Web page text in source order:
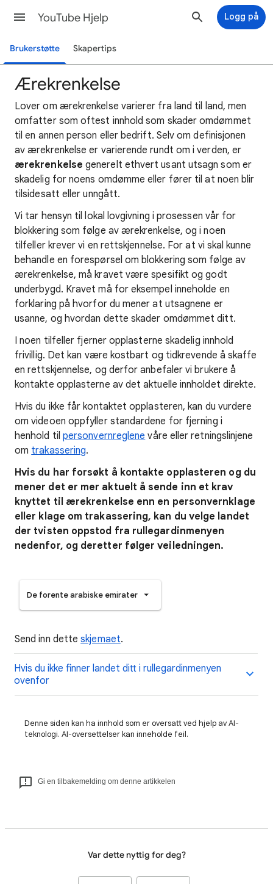
YouTube Hjelp Logg på
Brukerstøtte Skapertips
Ærekrenkelse
Lover om ærekrenkelse varierer fra land til land, men
omfatter som oftest innhold som skader omdømmet
til en annen person eller bedrift. Selv om definisjonen
av ærekrenkelse er varierende rundt om i verden, er
ærekrenkelse generelt ethvert usant utsagn som er
skadelig for noens omdømme eller fører til at noen blir
tilsidesatt eller unngått.
Vi tar hensyn til lokal lovgivning i prosessen vår for
blokkering som følge av ærekrenkelse, og i noen
tilfeller krever vi en rettskjennelse. For at vi skal kunne
behandle en forespørsel om blokkering som følge av
ærekrenkelse, må kravet være spesifikt og godt
underbygd. Kravet må for eksempel inneholde en
forklaring på hvorfor du mener at utsagnene er
usanne, og hvordan dette skader omdømmet ditt.
I noen tilfeller fjerner opplasterne skadelig innhold
frivillig. Det kan være kostbart og tidkrevende å skaffe
en rettskjennelse, og derfor anbefaler vi brukere å
kontakte opplasterne av det aktuelle innholdet direkte.
Hvis du ikke får kontaktet opplasteren, kan du vurdere
om videoen oppfyller standardene for fjerning i
henhold til personvernreglene våre eller retningslinjene
om trakassering.
Hvis du har forsøkt å kontakte opplasteren og du
mener det er mer aktuelt å sende inn et krav
knyttet til ærekrenkelse enn en personvernklage
eller klage om trakassering, kan du velge landet
der tvisten oppstod fra rullegardinmenyen
nedenfor, og deretter følger veiledningen.
De forente arabiske emirater
Send inn detteskjemaet.
Hvis du ikke finner landet ditt i rullegardinmenyen
ovenfor
Denne siden kan ha innhold som er oversatt ved hjelp av AI-
teknologi. AI-oversettelser kan inneholde feil.
Gi en tilbakemelding om denne artikkelen
Var dette nyttig for deg?